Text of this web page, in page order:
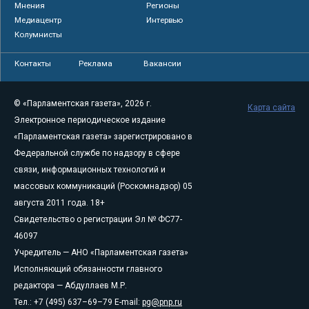
Мнения
Регионы
Медиацентр
Интервью
Колумнисты
Контакты Реклама Вакансии
© «Парламентская газета», 2026 г.
Электронное периодическое издание
«Парламентская газета» зарегистрировано в
Федеральной службе по надзору в сфере
связи, информационных технологий и
массовых коммуникаций (Роскомнадзор) 05
августа 2011 года. 18+
Свидетельство о регистрации Эл № ФС77-
46097
Учредитель — АНО «Парламентская газета»
Исполняющий обязанности главного
редактора — Абдуллаев М.Р.
Тел.: +7 (495) 637–69–79 E-mail: pg@pnp.ru
Карта сайта